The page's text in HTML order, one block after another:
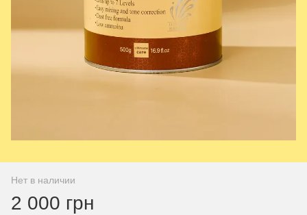
Нет в наличии
2 000 грн